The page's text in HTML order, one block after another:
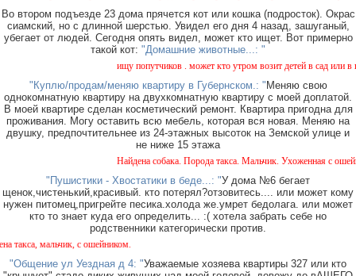
Во втором подъезде 23 дома прячется кот или кошка (подросток). Окрас
сиамский, но с длинной шерстью. Увидел его дня 4 назад, зашуганый,
убегает от людей. Сегодня опять видел, может кто ищет. Вот примерно
такой кот: "Домашние животные...: "
ищу попутчиков . может кто утром возит детей в сад или в
"Куплю/продам/меняю квартиру в Губернском.: "Меняю свою
однокомнатную квартиру на двухкомнатную квартиру с моей доплатой.
В моей квартире сделан косметический ремонт. Квартира пригодна для
проживания. Могу оставить всю мебель, которая вся новая. Меняю на
двушку, предпочтительнее из 24-этажных высоток на Земской улице и
не ниже 15 этажа
Найдена собака. Порода такса. Мальчик. Ухоженная с
"Пушистики - Хвостатики в беде...: "У дома №6 бегает
щенок,чистенький,красивый. кто потерял?отзовитесь.... или может кому
нужен питомец,пригрейте песика.холода же.умрет бедолага. или может
кто то знает куда его определить... :( хотела забрать себе но
родственники категорически против.
мальчик, с ошейником.
"Общение ул Уездная д 4: "Уважаемые хозяева квартиры 327 или кто